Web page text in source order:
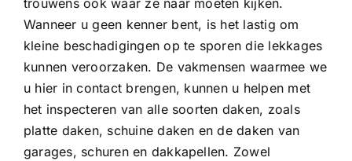
trouwens ook waar ze naar moeten kijken.
Wanneer u geen kenner bent, is het lastig om
kleine beschadigingen op te sporen die lekkages
kunnen veroorzaken. De vakmensen waarmee we
u hier in contact brengen, kunnen u helpen met
het inspecteren van alle soorten daken, zoals
platte daken, schuine daken en de daken van
garages, schuren en dakkapellen. Zowel